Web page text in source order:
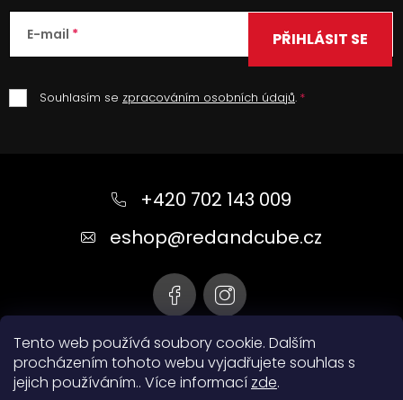
Tento web používá soubory cookie. Dalším
procházením tohoto webu vyjadřujete souhlas s
jejich používáním.. Více informací zde.
E-mail
Souhlasím se zpracováním osobních údajů.
PŘIHLÁSIT SE
+420 702 143 009
eshop@redandcube.cz